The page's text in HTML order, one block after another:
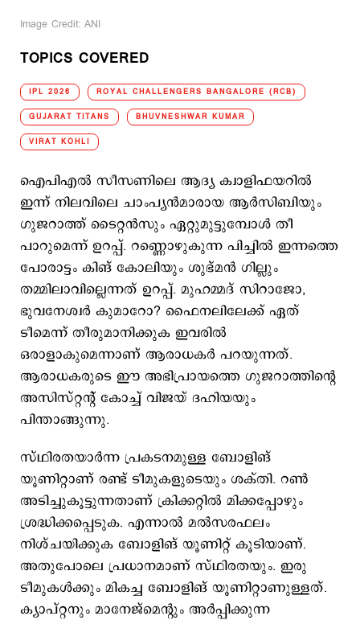
Image Credit: ANI
TOPICS COVERED
IPL 2026 ROYAL CHALLENGERS BANGALORE (RCB)
GUJARAT TITANS BHUVNESHWAR KUMAR
VIRAT KOHLI
ഐപിഎല്‍ സീസണിലെ ആദ്യ ക്വാളിഫയറില്‍
ഇന്ന് നിലവിലെ ചാംപ്യന്‍മാരായ ആര്‍സിബിയും
ഗുജറാത്ത് ടൈറ്റന്‍സും ഏറ്റുമുട്ടുമ്പോള്‍ തീ
പാറുമെന്ന് ഉറപ്പ്. റണ്ണൊഴുകുന്ന പിച്ചില്‍ ഇന്നത്തെ
പോരാട്ടം കിങ് കോലിയും ശുഭ്മന്‍ ഗില്ലും
തമ്മിലാവില്ലെന്നത് ഉറപ്പ്. മുഹമ്മദ് സിറാജോ,
ഭുവനേശ്വര്‍ കുമാറോ? ഫൈനലിലേക്ക് ഏത്
ടീമെന്ന് തീരുമാനിക്കുക ഇവരില്‍
ഒരാളാകുമെന്നാണ് ആരാധകര്‍ പറയുന്നത്.
ആരാധകരുടെ ഈ അഭിപ്രായത്തെ ഗുജറാത്തിന്‍റെ
അസിസ്റ്റന്‍റ് കോച്ച് വിജയ് ദഹിയയും
പിന്താങ്ങുന്നു.
സ്ഥിരതയാര്‍ന്ന പ്രകടനമുള്ള ബോളിങ്
യൂണിറ്റാണ് രണ്ട് ടീമുകളുടെയും ശക്തി. റണ്‍
അടിച്ചുകൂട്ടുന്നതാണ് ക്രിക്കറ്റില്‍ മിക്കപ്പോഴും
ശ്രദ്ധിക്കപ്പെടുക. എന്നാല്‍ മല്‍സരഫലം
നിശ്ചയിക്കുക ബോളിങ് യൂണിറ്റ് കൂടിയാണ്.
അതുപോലെ പ്രധാനമാണ് സ്ഥിരതയും. ഇരു
ടീമുകള്‍ക്കും മികച്ച ബോളിങ് യൂണിറ്റാണുള്ളത്.
ക്യാപ്റ്റനും മാനേജ്മെന്‍റും അര്‍പ്പിക്കുന്ന